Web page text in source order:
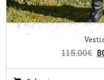
115.00€